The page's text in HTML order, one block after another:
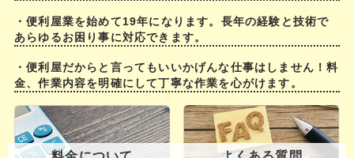
・便利屋業を始めて19年になります。長年の経験と技術で
あらゆるお困り事に対応できます。
・便利屋だからと言ってもいいかげんな仕事はしません！料
金、作業内容を明確にして丁寧な作業を心がけます。